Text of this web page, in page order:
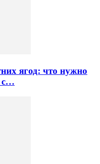
ягод: что нужно
с…